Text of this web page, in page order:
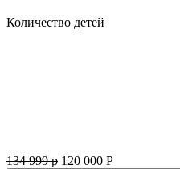
Количество детей
134 999 р 120 000 Р